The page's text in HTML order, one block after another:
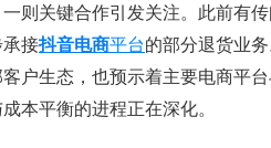
则关键合作引发关注。此前有
接抖音电商平台的部分退货业务
户生态，也预示着主要电商平
本平衡的进程正在深化。